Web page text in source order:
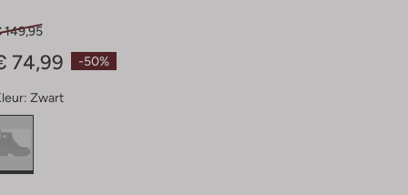
-50%
149,95
74,99
Zwart